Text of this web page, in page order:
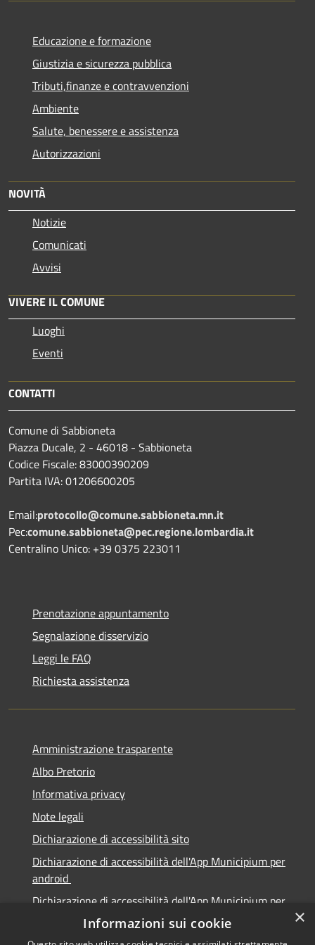
Educazione e formazione
Giustizia e sicurezza pubblica
Tributi,finanze e contravvenzioni
Ambiente
Salute, benessere e assistenza
Autorizzazioni
NOVITÀ
Notizie
Comunicati
Avvisi
VIVERE IL COMUNE
Luoghi
Eventi
CONTATTI
Comune di Sabbioneta
Piazza Ducale, 2 - 46018 - Sabbioneta
Codice Fiscale: 83000390209
Partita IVA: 01206600205
Email:protocollo@comune.sabbioneta.mn.it
Pec:comune.sabbioneta@pec.regione.lombardia.it
Centralino Unico: +39 0375 223011
Prenotazione appuntamento
Segnalazione disservizio
Leggi le FAQ
Richiesta assistenza
Amministrazione trasparente
Albo Pretorio
Informativa privacy
Note legali
Dichiarazione di accessibilità sito
Dichiarazione di accessibilità dell'App Municipium per
android
Dichiarazione di accessibilità dell'App Municipium per
×
Informazioni sui cookie